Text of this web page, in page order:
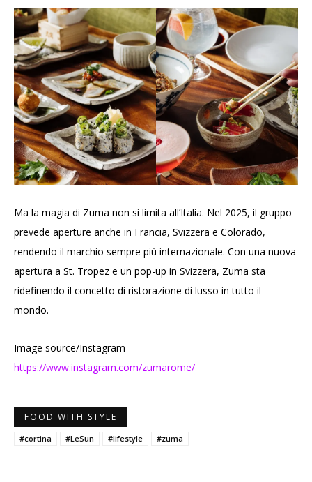
Ma la magia di Zuma non si limita all’Italia. Nel 2025, il gruppo
prevede aperture anche in Francia, Svizzera e Colorado,
rendendo il marchio sempre più internazionale. Con una nuova
apertura a St. Tropez e un pop-up in Svizzera, Zuma sta
ridefinendo il concetto di ristorazione di lusso in tutto il
mondo.
Image source/Instagram
https://www.instagram.com/zumarome/
FOOD WITH STYLE
#cortina #LeSun #lifestyle #zuma